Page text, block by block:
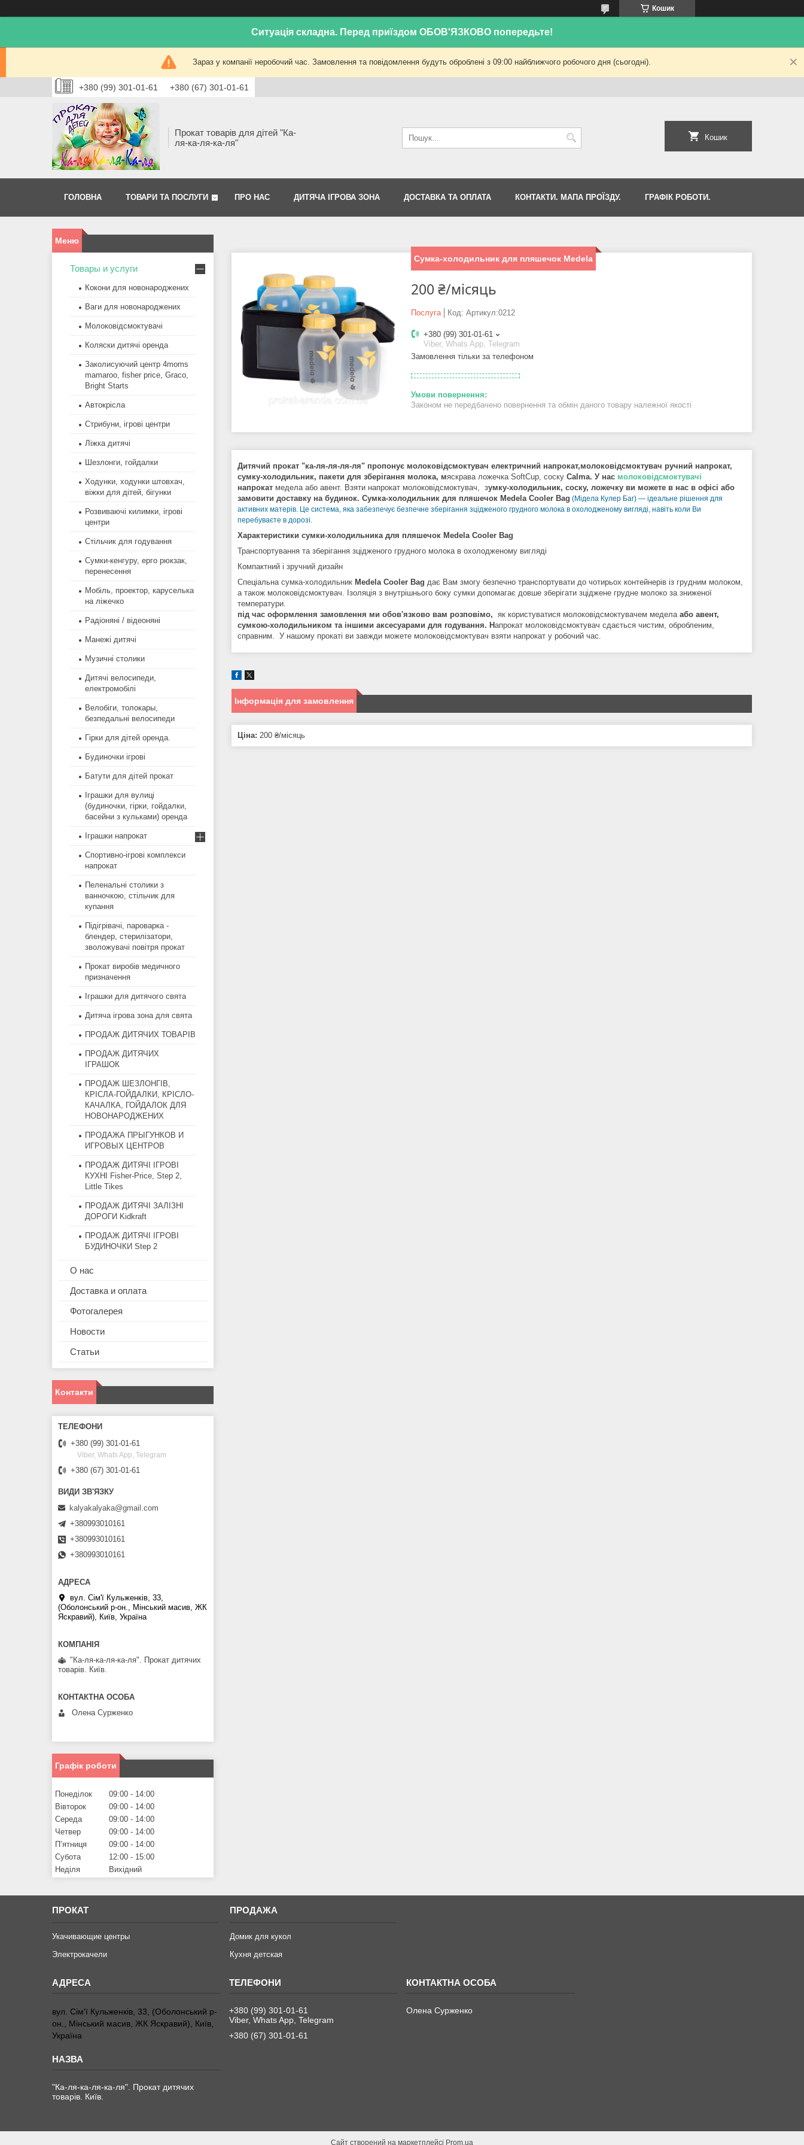
Кошик
Ситуація складна. Перед приїздом ОБОВ'ЯЗКОВО попередьте!
Зараз у компанії неробочий час. Замовлення та повідомлення будуть оброблені з 09:00 найближчого робочого дня (сьогодні).
+380 (99) 301-01-61 +380 (67) 301-01-61
Прокат товарів для дітей "Ка-
ля-ка-ля-ка-ля"
Кошик
ГОЛОВНА ТОВАРИ ТА ПОСЛУГИ ПРО НАС ДИТЯЧА ІГРОВА ЗОНА ДОСТАВКА ТА ОПЛАТА КОНТАКТИ. МАПА ПРОЇЗДУ. ГРАФІК РОБОТИ.
Сумка-холодильник для пляшечок Medela
200 ₴/місяць
Послуга Код: Артикул:0212
+380 (99) 301-01-61
Viber, Whats App, Telegram
Замовлення тільки за телефоном
Законом не передбачено повернення та обмін даного товару належної якості
Дитячий прокат "ка-ля-ля-ля-ля" пропонує молоковідсмоктувач електричний напрокат,молоковідсмоктувач ручний напрокат,
сумку-холодильник, пакети для зберігання молока, мяскрава ложечка SoftCup, соску Calma. У нас молоковідсмоктувачі
напрокат медела або авент. Взяти напрокат молоковідсмоктувач, зумку-холодильник, соску, ложечку ви можете в нас в офісі або
замовити доставку на будинок. Сумка-холодильник для пляшечок Medela Cooler Bag (Мідела Кулер Баг) — ідеальне рішення для
активних матерів. Це система, яка забезпечує безпечне зберігання зцідженого грудного молока в охолодженому вигляді, навіть коли Ви
перебуваєте в дорозі.
Характеристики сумки-холодильника для пляшечок Medela Cooler Bag
Транспортування та зберігання зцідженого грудного молока в охолодженому вигляді
Компактний і зручний дизайн
Спеціальна сумка-холодильник Medela Cooler Bag дає Вам змогу безпечно транспортувати до чотирьох контейнерів із грудним молоком,
а також молоковідсмоктувач. Ізоляція з внутрішнього боку сумки допомагає довше зберігати зціджене грудне молоко за зниженої
температури.
під час оформлення замовлення ми обов'язково вам розповімо, як користуватися молоковідсмоктувачем меделаабо авент,
сумкою-холодильником та іншими аксесуарами для годування. Напрокат молоковідсмоктувач сдається чистим, обробленим,
справним. У нашому прокаті ви завжди можете молоковідсмоктувач взяти напрокат у робочий час.
Інформація для замовлення
Ціна: 200 ₴/місяць
Товары и услуги
Кокони для новонароджених
Ваги для новонароджених
Молоковідсмоктувачі
Коляски дитячі оренда
Заколисуючий центр 4moms
mamaroo, fisher price, Graco,
Bright Starts
Автокрісла
Стрибуни, ігрові центри
Ліжка дитячі
Шезлонги, гойдалки
Ходунки, ходунки штовхач,
віжки для дітей, бігунки
Розвиваючі килимки, ігрові
центри
Стільчик для годування
Сумки-кенгуру, ерго рюкзак,
перенесення
Мобіль, проектор, каруселька
на ліжечко
Радіоняні / відеоняні
Манежі дитячі
Музичні столики
Дитячі велосипеди,
електромобілі
Велобіги, толокары,
безпедальні велосипеди
Гірки для дітей оренда.
Будиночки ігрові
Батути для дітей прокат
Іграшки для вулиці
(будиночки, гірки, гойдалки,
басейни з кульками) оренда
Іграшки напрокат
Спортивно-ігрові комплекси
напрокат
Пеленальні столики з
ванночкою, стільчик для
купання
Підігрівачі, пароварка -
блендер, стерилізатори,
зволожувачі повітря прокат
Прокат виробів медичного
призначення
Іграшки для дитячого свята
Дитяча ігрова зона для свята
ПРОДАЖ ДИТЯЧИХ ТОВАРІВ
ПРОДАЖ ДИТЯЧИХ
ІГРАШОК
ПРОДАЖ ШЕЗЛОНГІВ,
КРІСЛА-ГОЙДАЛКИ, КРІСЛО-
КАЧАЛКА, ГОЙДАЛОК ДЛЯ
НОВОНАРОДЖЕНИХ
ПРОДАЖА ПРЫГУНКОВ И
ИГРОВЫХ ЦЕНТРОВ
ПРОДАЖ ДИТЯЧІ ІГРОВІ
КУХНІ Fisher-Price, Step 2,
Little Tikes
ПРОДАЖ ДИТЯЧІ ЗАЛІЗНІ
ДОРОГИ Kidkraft
ПРОДАЖ ДИТЯЧІ ІГРОВІ
БУДИНОЧКИ Step 2
О нас
Доставка и оплата
Фотогалерея
Новости
Статьи
Контакти
+380 (99) 301-01-61
Viber, Whats App, Telegram
+380 (67) 301-01-61
kalyakalyaka@gmail.com
+380993010161
+380993010161
+380993010161
вул. Сім'ї Кульженків, 33,
(Оболонський р-он., Мінський масив, ЖК
Яскравий), Київ, Україна
"Ка-ля-ка-ля-ка-ля". Прокат дитячих
товарів. Київ.
Олена Сурженко
Графік роботи
Понеділок 09:00
14:00
Вівторок
09:00
14:00
Середа
09:00
14:00
Четвер
09:00
14:00
Пʼятниця
09:00
14:00
Субота
12:00
15:00
Неділя
Вихідний
ПРОКАТ
Укачивающие центры
Электрокачели
ПРОДАЖА
Домик для кукол
Кухня детская
вул. Сім'ї Кульженків, 33, (Оболонський р-
он., Мінський масив, ЖК Яскравий), Київ,
Україна
"Ка-ля-ка-ля-ка-ля". Прокат дитячих
товарів. Київ.
+380 (99) 301-01-61
Viber, Whats App, Telegram
+380 (67) 301-01-61
Олена Сурженко
Сайт створений на маркетплейсі Prom.ua